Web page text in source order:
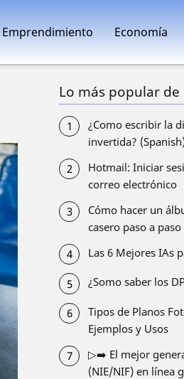
Emprendimiento Economía
Lo más popular de
¿Como escribir la
invertida?
Hotmail: Iniciar
correo electrónico
Cómo hacer un
casero paso a paso
Las 6 Mejores IAs
¿Somo saber los
Tipos de Planos
Ejemplos y Usos
▷➡️ El mejor
(NIE/NIF) en línea